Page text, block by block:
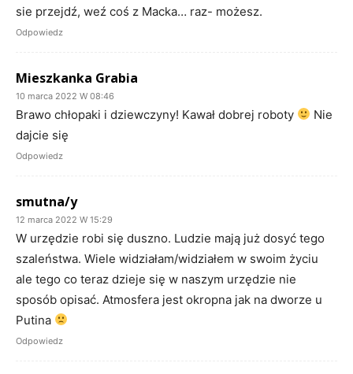
sie przejdź, weź coś z Macka… raz- możesz.
Odpowiedz
Mieszkanka Grabia
10 marca 2022 W 08:46
Brawo chłopaki i dziewczyny! Kawał dobrej roboty
Nie
dajcie się
Odpowiedz
smutna/y
12 marca 2022 W 15:29
W urzędzie robi się duszno. Ludzie mają już dosyć tego
szaleństwa. Wiele widziałam/widziałem w swoim życiu
ale tego co teraz dzieje się w naszym urzędzie nie
sposób opisać. Atmosfera jest okropna jak na dworze u
Putina
Odpowiedz